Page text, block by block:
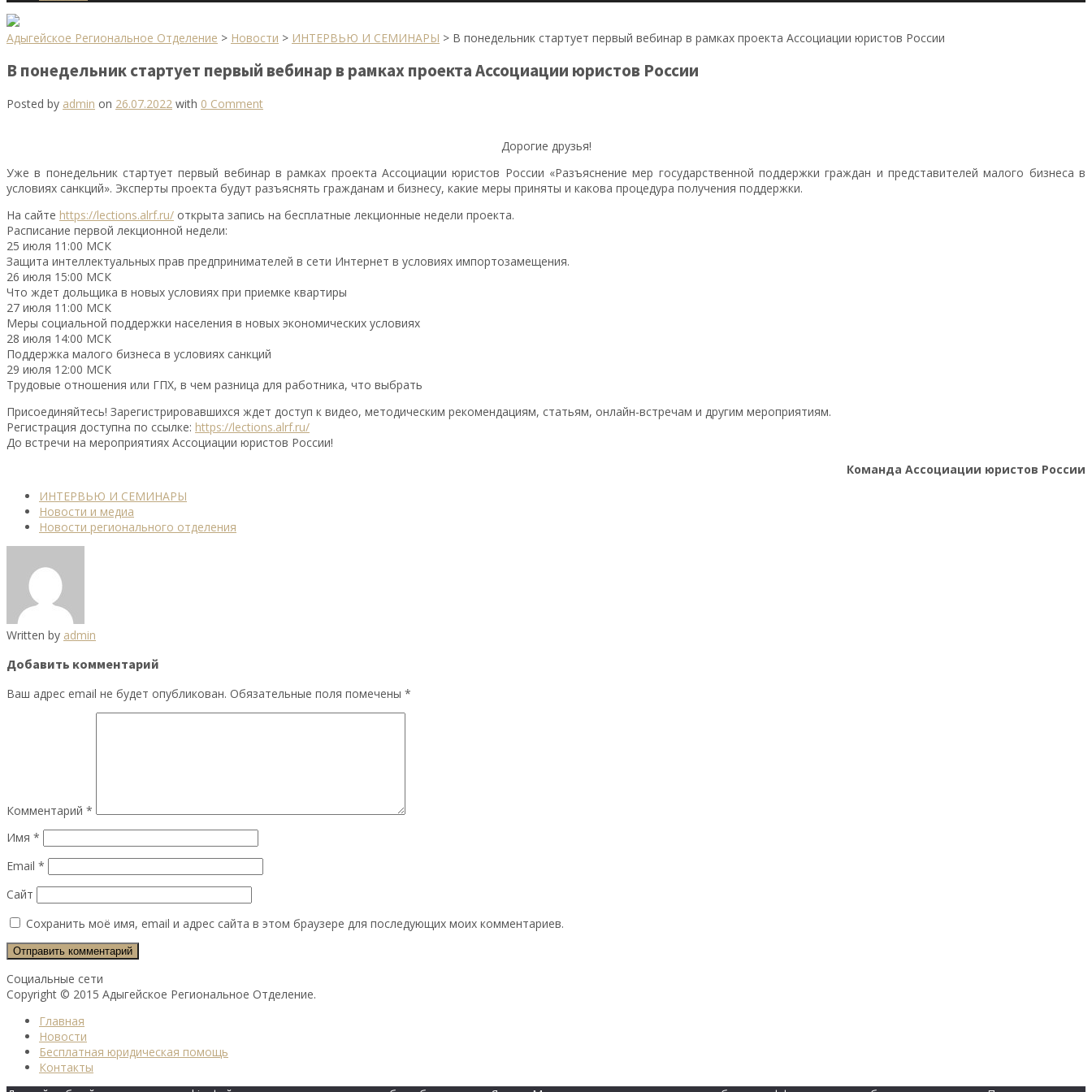
Адыгейское Региональное Отделение > Новости > ИНТЕРВЬЮ И СЕМИНАРЫ > В понедельник стартует первый вебинар в рамках проекта Ассоциации юристов России
В понедельник стартует первый вебинар в рамках проекта Ассоциации юристов России
Posted by admin on 26.07.2022 with 0 Comment
Дорогие друзья!
Уже в понедельник стартует первый вебинар в рамках проекта Ассоциации юристов России «Разъяснение мер государственной поддержки граждан и представителей малого бизнеса в
условиях санкций». Эксперты проекта будут разъяснять гражданам и бизнесу, какие меры приняты и какова процедура получения поддержки.
На сайте https://lections.alrf.ru/ открыта запись на бесплатные лекционные недели проекта.
Расписание первой лекционной недели:
25 июля 11:00 МСК
Защита интеллектуальных прав предпринимателей в сети Интернет в условиях импортозамещения.
26 июля 15:00 МСК
Что ждет дольщика в новых условиях при приемке квартиры
27 июля 11:00 МСК
Меры социальной поддержки населения в новых экономических условиях
28 июля 14:00 МСК
Поддержка малого бизнеса в условиях санкций
29 июля 12:00 МСК
Трудовые отношения или ГПХ, в чем разница для работника, что выбрать
Присоединяйтесь! Зарегистрировавшихся ждет доступ к видео, методическим рекомендациям, статьям, онлайн-встречам и другим мероприятиям.
Регистрация доступна по ссылке: https://lections.alrf.ru/
До встречи на мероприятиях Ассоциации юристов России!
Команда Ассоциации юристов России
ИНТЕРВЬЮ И СЕМИНАРЫ
Новости и медиа
Новости регионального отделения
Written by admin
Добавить комментарий
Ваш адрес email не будет опубликован. Обязательные поля помечены *
Комментарий *
Имя *
Email *
Сайт
Сохранить моё имя, email и адрес сайта в этом браузере для последующих моих комментариев.
Социальные сети
Copyright © 2015 Адыгейское Региональное Отделение.
Главная
Новости
Бесплатная юридическая помощь
Контакты